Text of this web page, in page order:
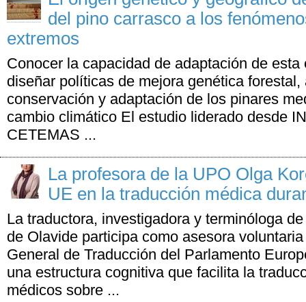
del pino carrasco a los
extremos
Conocer la capacidad de adaptación de
diseñar políticas de mejora genética
conservación y adaptación de los pinares
cambio climático El estudio liderado desde
CETEMAS ...
La profesora de la UPO Olga
UE en la traducción médica
La traductora, investigadora y terminóloga
de Olavide participa como asesora
General de Traducción del Parlamento
una estructura cognitiva que facilita la
médicos sobre ...